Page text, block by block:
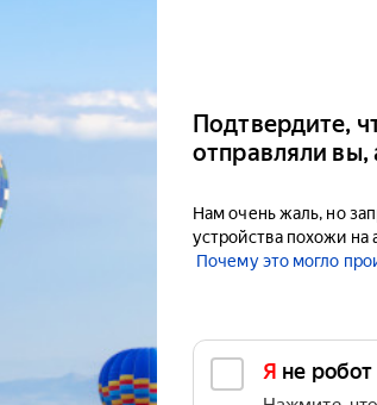
Подтвердите,
отправляли вы,
Нам очень жаль, но
устройства похожи на
Почему это могло
Я не робот